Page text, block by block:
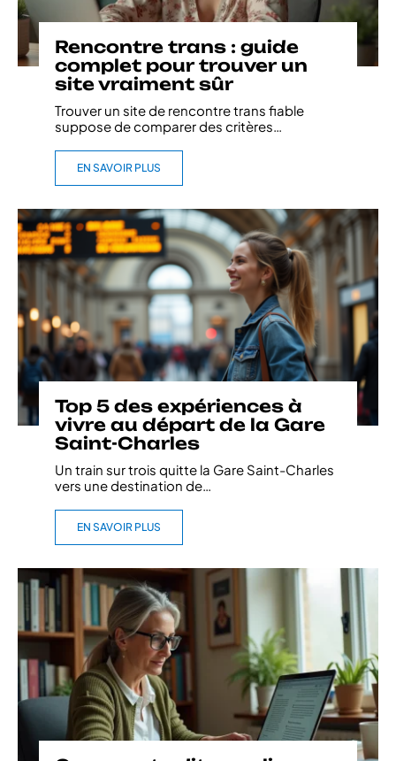
Rencontre trans : guide
complet pour trouver un
site vraiment sûr
Trouver un site de rencontre trans fiable
suppose de comparer des critères…
EN SAVOIR PLUS
Top 5 des expériences à
vivre au départ de la Gare
Saint-Charles
Un train sur trois quitte la Gare Saint-Charles
vers une destination de…
EN SAVOIR PLUS